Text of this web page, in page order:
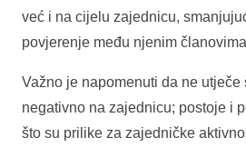
već i na cijelu zajednicu,
povjerenje među njenim
Važno je napomenuti da ne
negativno na zajednicu; postoje i
što su prilike za zajedničke